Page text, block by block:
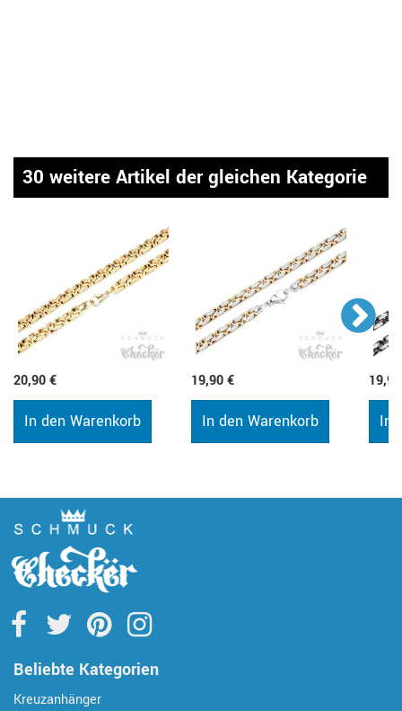
30 weitere Artikel der gleichen Kategorie
20,90 €
In den Warenkorb
19,90 €
In den Warenkorb In
Beliebte Kategorien
Kreuzanhänger